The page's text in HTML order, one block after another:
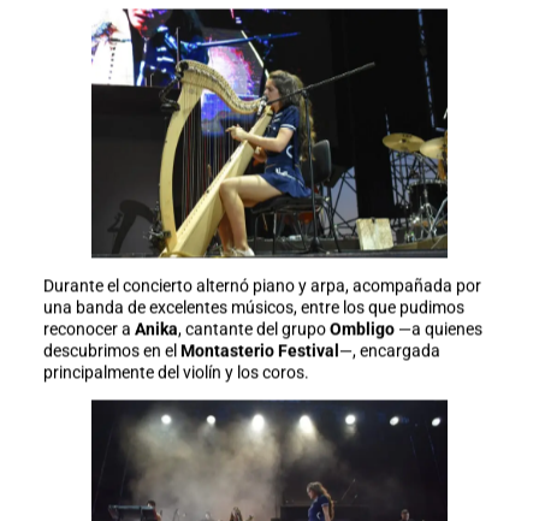
Durante el concierto alternó piano y arpa, acompañada por
una banda de excelentes músicos, entre los que pudimos
reconocer a Anika, cantante del grupoOmbligo—a quienes
descubrimos en elMontasterio Festival—, encargada
principalmente del violín y los coros.